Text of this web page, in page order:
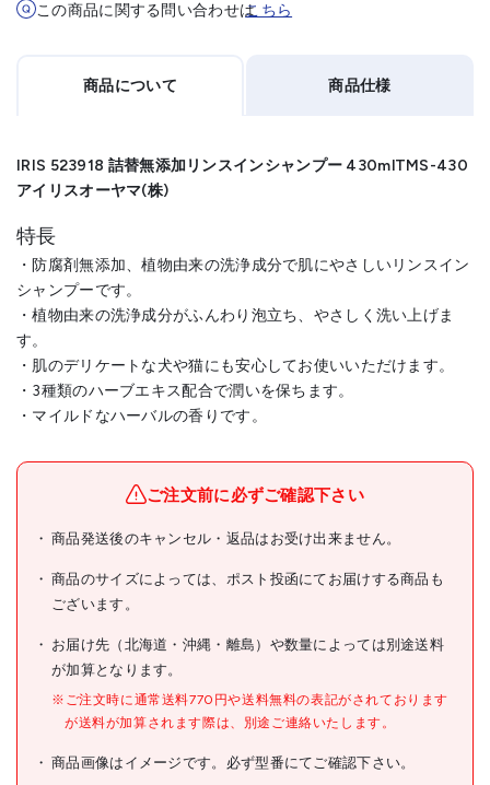
この商品に関する問い合わせはこちら
商品について
IRIS 523918 詰替無添加リンスインシャンプー 430mlTMS-430
アイリスオーヤマ(株)
特長
・防腐剤無添加、植物由来の洗浄成分で肌にやさしいリンスイン
シャンプーです。
・植物由来の洗浄成分がふんわり泡立ち、やさしく洗い上げま
す。
・肌のデリケートな犬や猫にも安心してお使いいただけます。
・3種類のハーブエキス配合で潤いを保ちます。
・マイルドなハーバルの香りです。
商品仕様
ブランド名 IRIS
商品名
IRIS 523918 詰替無添加リン
スインシャンプー 430ml
型式 TMS-430
JANコード
仕様
●詰替無添加リンスインシャ
ンプー 430ml
●植物由来洗浄成分、ハーブ
ご注文前に必ずご確認下さい
商品発送後のキャンセル・返品はお受け出来ません。
商品のサイズによっては、ポスト投函にてお届けする商品も
ございます。
お届け先（北海道・沖縄・離島）や数量によっては別途送料
が加算となります。
※ご注文時に通常送料770円や送料無料の表記がされております
が送料が加算されます際は、別途ご連絡いたします。
商品画像はイメージです。必ず型番にてご確認下さい。